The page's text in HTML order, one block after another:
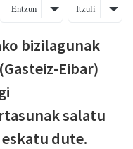
Entzun Itzuli
bizilagunak
Eibar)
salatu
dute.